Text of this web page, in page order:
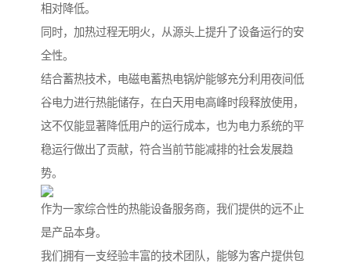
相对降低。
同时，加热过程无明火，从源头上提升了设备运行的安
全性。
结合蓄热技术，电磁电蓄热电锅炉能够充分利用夜间低
谷电力进行热能储存，在白天用电高峰时段释放使用，
这不仅能显著降低用户的运行成本，也为电力系统的平
稳运行做出了贡献，符合当前节能减排的社会发展趋
势。
作为一家综合性的热能设备服务商，我们提供的远不止
是产品本身。
我们拥有一支经验丰富的技术团队，能够为客户提供包